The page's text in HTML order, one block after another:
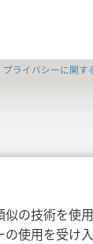
の技術を使
使用を受け
プライバシーに関す